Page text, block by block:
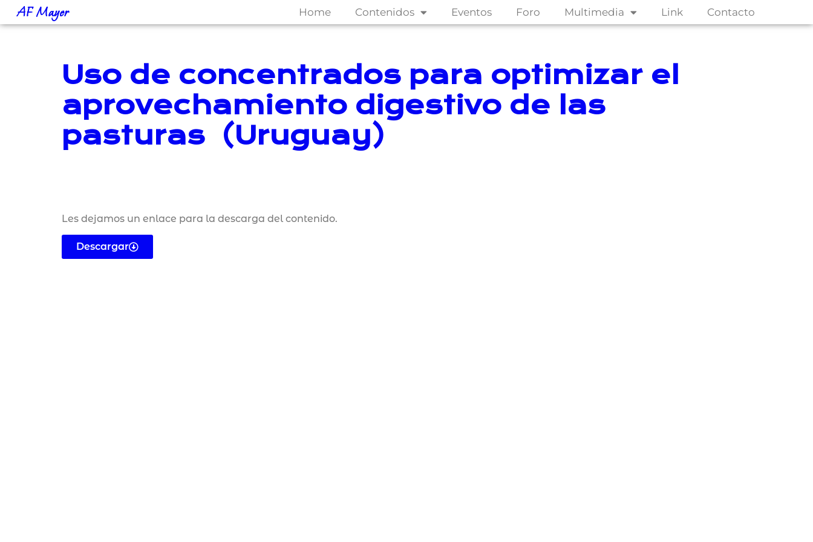
AF Mayer Home Contenidos Eventos Foro Multimedia Link Contacto
Uso de concentrados para optimizar el
aprovechamiento digestivo de las
pasturas (Uruguay)
Les dejamos un enlace para la descarga del contenido.
Descargar